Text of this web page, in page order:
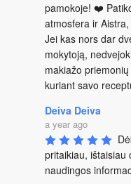
pamokoje! ❤️
atmosfera ir
Jei kas nors dar
mokytoją,
makiažo
kuriant savo
Deiva Deiva
a year ago
pritaikiau, ištaisiau
naudingos